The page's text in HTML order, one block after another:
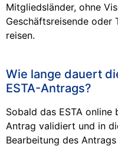
Mitgliedsländer, ohne
Geschäftsreisende oder
reisen.
Wie lange dauert
ESTA-Antrags?
Sobald das ESTA
Antrag validiert und in
Bearbeitung des